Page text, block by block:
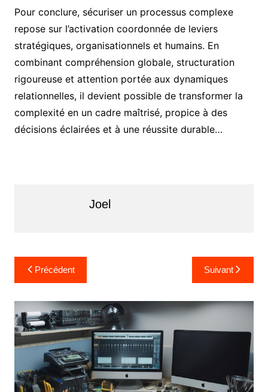
Pour conclure, sécuriser un processus complexe
repose sur l’activation coordonnée de leviers
stratégiques, organisationnels et humains. En
combinant compréhension globale, structuration
rigoureuse et attention portée aux dynamiques
relationnelles, il devient possible de transformer la
complexité en un cadre maîtrisé, propice à des
décisions éclairées et à une réussite durable…
Joel
Navigation
de
l’article
Précédent Suivant